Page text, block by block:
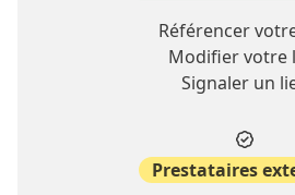
Référencer
Modifier votre
Signaler un
Prestataires